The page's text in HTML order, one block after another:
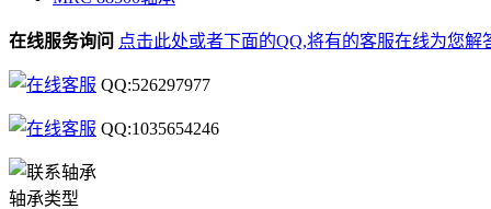
在线服务询问 点击此处或者下面的QQ,将有的客服在线为您解
QQ:526297977
QQ:1035654246
轴承类型